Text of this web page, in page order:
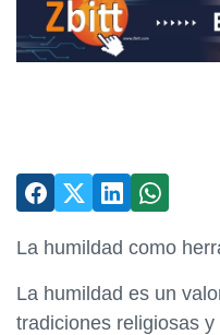
La humildad como
La humildad es un
tradiciones religiosas